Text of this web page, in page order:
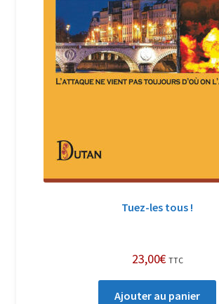
Politique de confidentialité et cookies
Qui sommes-nous ?
Soutien à Philippe Randa
Tuez-les tous !
23,00€ TTC
Ajouter au panier